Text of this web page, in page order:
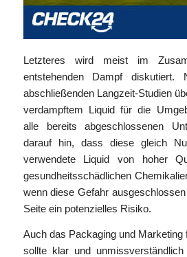
Letzteres wird meist im
entstehenden Dampf
abschließenden Langzeit-Studien
verdampftem Liquid für die
alle bereits abgeschlossenen
darauf hin, dass diese gleich
verwendete Liquid von hoher
gesundheitsschädlichen
wenn diese Gefahr
Seite ein potenzielles Risiko.
Auch das Packaging und Marketing
sollte klar und